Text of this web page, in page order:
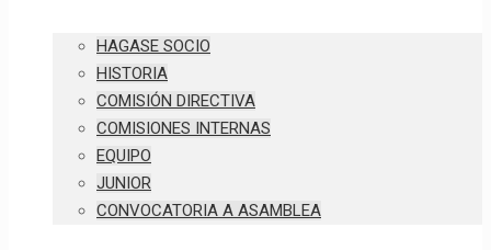
HAGASE SOCIO
HISTORIA
COMISIÓN DIRECTIVA
COMISIONES INTERNAS
EQUIPO
JUNIOR
CONVOCATORIA A ASAMBLEA